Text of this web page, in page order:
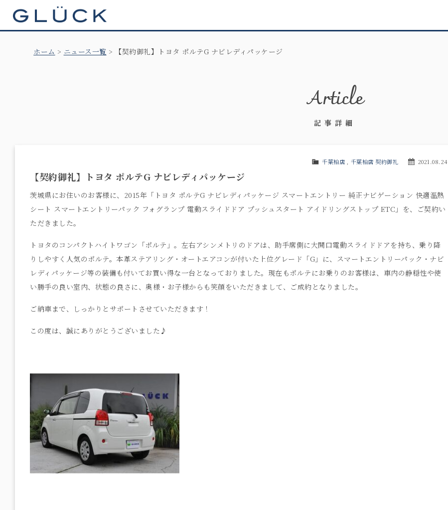
ホーム ニュース一覧 【契約御礼】トヨタ ポルテG ナビレディパッケージ
Article
記事詳細
2021.08.24
千葉柏店 千葉柏店 契約御礼
【契約御礼】トヨタ ポルテG ナビレディパッケージ
茨城県にお住いのお客様に、2015年「トヨタ ポルテG ナビレディパッケージ スマートエントリー 純正ナビゲーション 快適温熱
シート スマートエントリーパック フォグランプ 電動スライドドア プッシュスタート アイドリングストップ ETC」を、ご契約い
ただきました。
トヨタのコンパクトハイトワゴン「ポルテ」。左右アシンメトリのドアは、助手席側に大開口電動スライドドアを持ち、乗り降
りしやすく人気のポルテ。本革ステアリング・オートエアコンが付いた上位グレード「G」に、スマートエントリーパック・ナビ
レディパッケージ等の装備も付いてお買い得な一台となっておりました。現在もポルテにお乗りのお客様は、車内の静穏性や使
い勝手の良い室内、状態の良さに、奥様・お子様からも笑顔をいただきまして、ご成約となりました。
ご納車まで、しっかりとサポートさせていただきます！
この度は、誠にありがとうございました♪